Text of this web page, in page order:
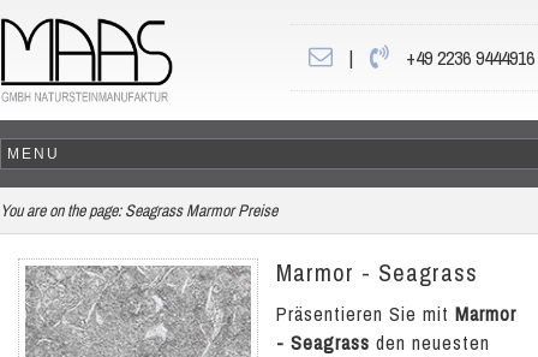
| +49 2236 9444916
You are on the page: Seagrass Marmor Preise
Marmor - Seagrass
Präsentieren Sie mit Marmor
- Seagrass den neuesten